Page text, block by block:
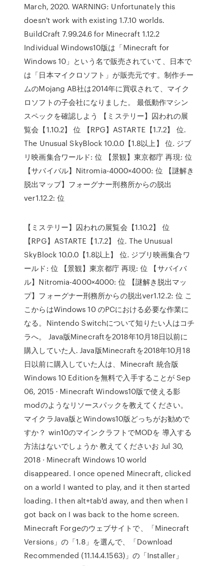
March, 2020. WARNING: Unfortunately this
doesn't work with existing 1.7.10 worlds.
BuildCraft 7.99.24.6 for Minecraft 1.12.2
Individual Windows10版は「Minecraft for
Windows 10」という名で販売されていて、日本で
は「日本マイクロソフト」が販売元です。制作チー
ムのMojang AB社は2014年に買収されて、マイク
ロソフトの子会社になりました。 最低動作マシン
スペックを確認しよう 【ミステリー】囚われの展
覧会【1.10.2】 位 【RPG】ASTARTE【1.7.2】 位.
The Unusual SkyBlock 10.0.0【1.8以上】 位. ジブ
リ映画集合ワールド: 位 【景観】東京都庁 再現: 位
【サバイバル】Nitromia-4000×4000: 位 【謎解き
脱出マップ】フォーグナー刑務所からの脱出
ver1.12.2: 位
【ミステリー】囚われの展覧会【1.10.2】 位
【RPG】ASTARTE【1.7.2】 位. The Unusual
SkyBlock 10.0.0【1.8以上】 位. ジブリ映画集合ワ
ールド: 位 【景観】東京都庁 再現: 位 【サバイバ
ル】Nitromia-4000×4000: 位 【謎解き脱出マッ
プ】フォーグナー刑務所からの脱出ver1.12.2: 位 こ
こからはWindows 10 のPCにおける必要な作業に
なる。Nintendo Switchについて知りたい人はコチ
ラへ。 Java版Minecraftを2018年10月18日以前に
購入していた人. Java版Minecraftを2018年10月18
日以前に購入していた人は、Minecraft 統合版
Windows 10 Editionを無料で入手することが Sep
06, 2015 · Minecraft Windows10版で使える影
modのようなリソースパックを教えてください。
マイクラJava版とWindows10版どっちがお勧めで
すか？ win10のマインクラフトでMODを 導入する
方法はないでしょうか 教えてくださいお Jul 30,
2018 · Minecraft Windows 10 world
disappeared. I once opened Minecraft, clicked
on a world I wanted to play, and it then started
loading. I then alt+tab'd away, and then when I
got back on I was back to the home screen.
Minecraft Forgeのウェブサイトで、「Minecraft
Versions」の「1.8」を選んで、「Download
Recommended (11.14.4.1563)」の「Installer」